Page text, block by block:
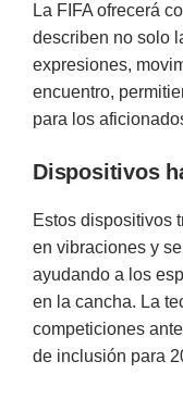
La FIFA ofrecerá
describen no solo
expresiones,
encuentro,
para los
Dispositivos
Estos dispositivos
en vibraciones y
ayudando a los
en la cancha. La
competiciones
de inclusión para